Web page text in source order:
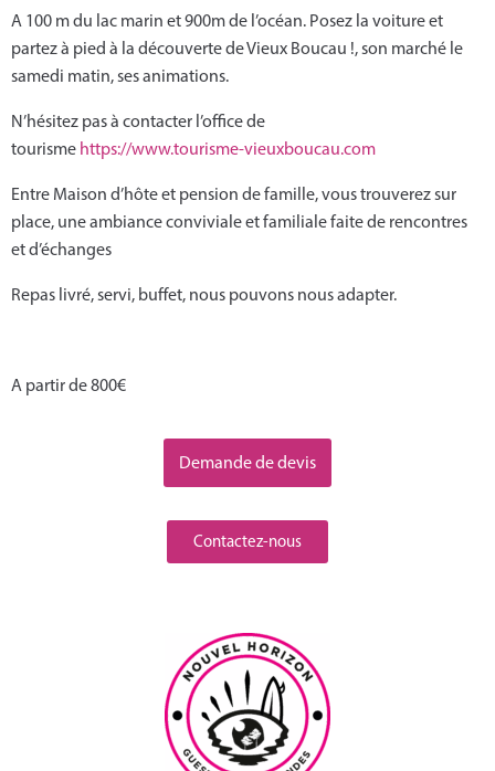
A 100 m du lac marin et 900m de l’océan. Posez la voiture et
partez à pied à la découverte de Vieux Boucau !, son marché le
samedi matin, ses animations.
N’hésitez pas à contacter l’office de
tourisme https://www.tourisme-vieuxboucau.com
Entre Maison d’hôte et pension de famille, vous trouverez sur
place, une ambiance conviviale et familiale faite de rencontres
et d’échanges
Repas livré, servi, buffet, nous pouvons nous adapter.
A partir de 800€
Demande de devis
Contactez-nous